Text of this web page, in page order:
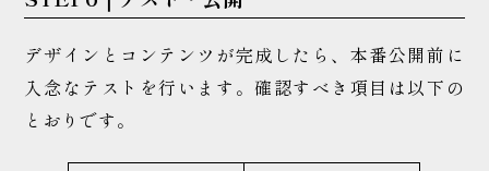
デザインとコンテンツが完成したら、本番公開前に
入念なテストを行います。確認すべき項目は以下の
とおりです。